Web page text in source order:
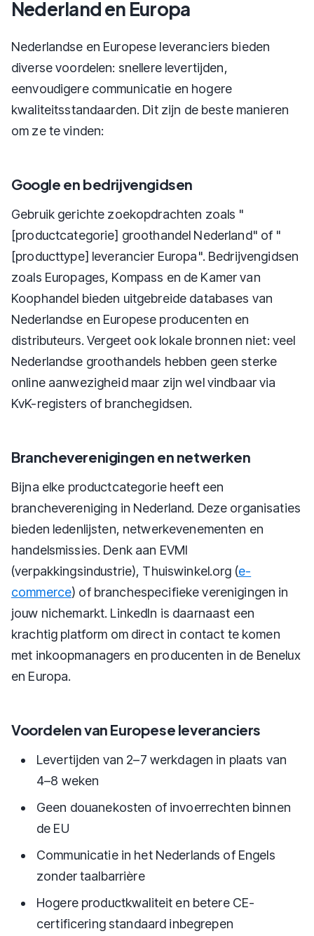
Nederland en Europa
Nederlandse en Europese leveranciers bieden
diverse voordelen: snellere levertijden,
eenvoudigere communicatie en hogere
kwaliteitsstandaarden. Dit zijn de beste manieren
om ze te vinden:
Google en bedrijvengidsen
Gebruik gerichte zoekopdrachten zoals "
[productcategorie] groothandel Nederland" of "
[producttype] leverancier Europa". Bedrijvengidsen
zoals Europages, Kompass en de Kamer van
Koophandel bieden uitgebreide databases van
Nederlandse en Europese producenten en
distributeurs. Vergeet ook lokale bronnen niet: veel
Nederlandse groothandels hebben geen sterke
online aanwezigheid maar zijn wel vindbaar via
KvK-registers of branchegidsen.
Brancheverenigingen en netwerken
Bijna elke productcategorie heeft een
branchevereniging in Nederland. Deze organisaties
bieden ledenlijsten, netwerkevenementen en
handelsmissies. Denk aan EVMI
(verpakkingsindustrie), Thuiswinkel.org (e-
commerce) of branchespecifieke verenigingen in
jouw nichemarkt. LinkedIn is daarnaast een
krachtig platform om direct in contact te komen
met inkoopmanagers en producenten in de Benelux
en Europa.
Voordelen van Europese leveranciers
Levertijden van 2–7 werkdagen in plaats van
4–8 weken
Geen douanekosten of invoerrechten binnen
de EU
Communicatie in het Nederlands of Engels
zonder taalbarrière
Hogere productkwaliteit en betere CE-
certificering standaard inbegrepen